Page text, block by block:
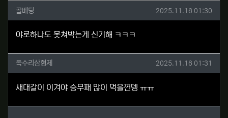
골베팅님의 댓글
골베팅 작성일
2025.11.16 01:30
야로하나도 못쳐박는게 신기해 ㅋㅋㅋ
독수리삼형제님의 댓글
독수리삼형제 작성일
2025.11.16 01:31
새대갈이 이겨야 승무패 많이 먹을껀뎅 ㅠㅠ